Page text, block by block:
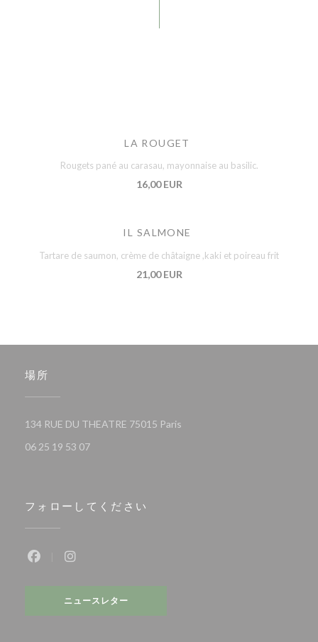
LA ROUGET
Rougets pané au carasau, mayonnaise au basilic.
16,00 EUR
IL SALMONE
Tartare de saumon, crème de châtaigne ,kaki et poireau frit
21,00 EUR
場所
134 RUE DU THEATRE 75015 Paris
06 25 19 53 07
フォローしてください
ニュースレター